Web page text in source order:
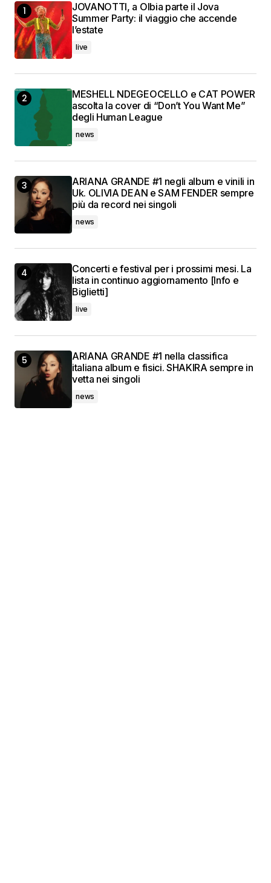
JOVANOTTI, a Olbia parte il Jova
Summer Party: il viaggio che accende
l’estate
live
MESHELL NDEGEOCELLO e CAT POWER
ascolta la cover di “Don’t You Want Me”
degli Human League
news
ARIANA GRANDE #1 negli album e vinili in
Uk. OLIVIA DEAN e SAM FENDER sempre
più da record nei singoli
news
Concerti e festival per i prossimi mesi. La
lista in continuo aggiornamento [Info e
Biglietti]
live
ARIANA GRANDE #1 nella classifica
italiana album e fisici. SHAKIRA sempre in
vetta nei singoli
news